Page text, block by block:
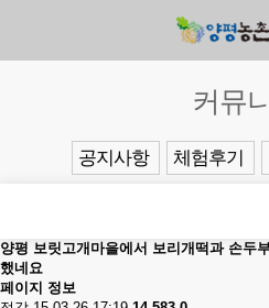
커뮤
공지사항 체험후기
양평 보릿고개마을에서 보리개떡과 손두
했네요
페이지 정보